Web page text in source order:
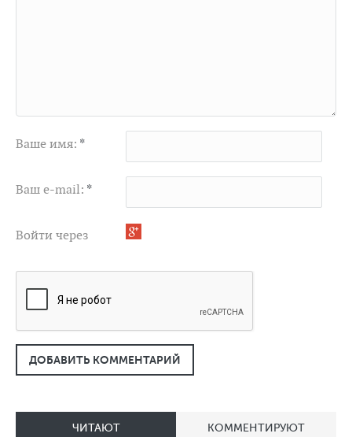
Ваше имя: *
Ваш e-mail: *
Войти через
ДОБАВИТЬ КОММЕНТАРИЙ
ЧИТАЮТ КОММЕНТИРУЮТ